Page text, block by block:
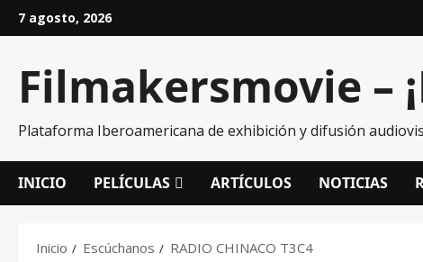
7 agosto, 2026
Filmakersmovie –
Plataforma Iberoamericana de exhibición y difusión
INICIO PELÍCULAS ARTÍCULOS NOTICIAS
Inicio Escúchanos RADIO CHINACO T3C4